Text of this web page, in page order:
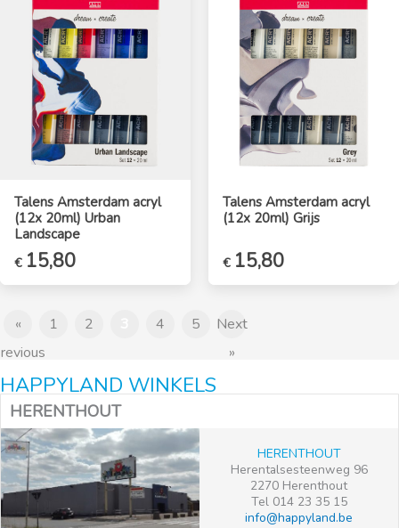
Talens Amsterdam acryl
(12x 20ml) Urban
Landscape
€ 15,80
Talens Amsterdam acryl
(12x 20ml) Grijs
€ 15,80
«
1 2 4 5
Next
»
HAPPYLAND WINKELS
HERENTHOUT
HERENTHOUT
Herentalsesteenweg 96
2270 Herenthout
Tel 014 23 35 15
info@happyland.be